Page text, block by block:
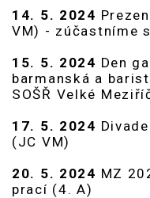
14. 5. 2024
VM) - zúčastníme
15. 5. 2024 Den
barmanská a
SOŠŘ Velké
17. 5. 2024
(JC VM)
20. 5. 2024 MZ
prací (4. A)